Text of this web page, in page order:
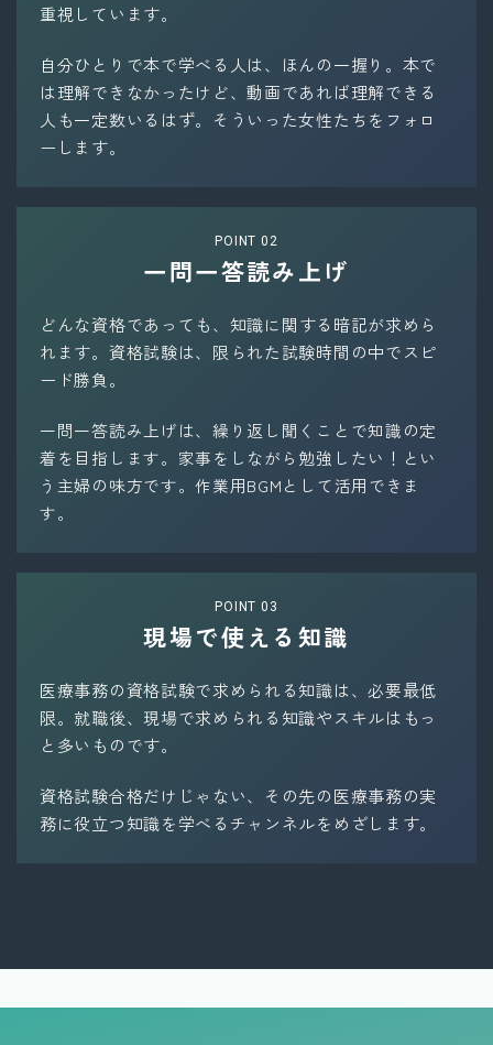
重視しています。
自分ひとりで本で学べる人は、ほんの一握り。本で
は理解できなかったけど、動画であれば理解できる
人も一定数いるはず。そういった女性たちをフォロ
ーします。
POINT 02
一問一答読み上げ
どんな資格であっても、 知識に関する暗記が求めら
れます。資格試験は、限られた試験時間の中でスピ
ード勝負。
一問一答読み上げは、繰り返し聞くことで知識の定
着を目指します。家事をしながら勉強したい！とい
う主婦の味方です。作業用BGMとして活用できま
す。
POINT 03
現場で使える知識
医療事務の資格試験で求められる知識は、必要最低
限。就職後、現場で求められる知識やスキルはもっ
と多いものです。
資格試験合格だけじゃない、その先の医療事務の実
務に役立つ知識を学べるチャンネルをめざします。